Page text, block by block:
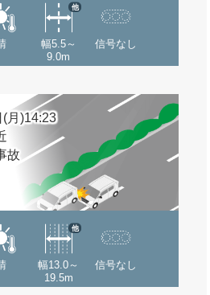
幅5.5～
9.0m
他
信号なし
月)14:23
故
幅13.0～
19.5m
他
信号なし